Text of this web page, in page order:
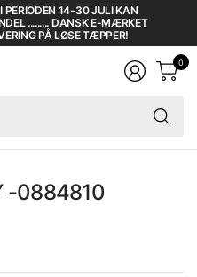
PERIODEN 14-30 JULI KAN
......... DANSK E-MÆRKET
PÅ LØSE TÆPPER!
0
-0884810